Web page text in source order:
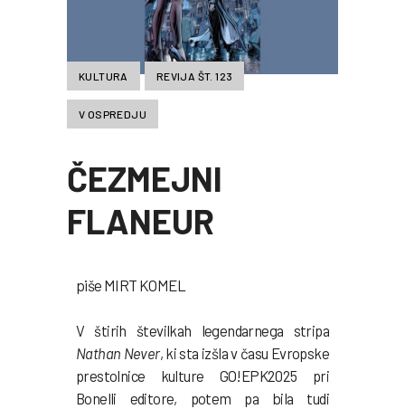
KULTURA REVIJA ŠT. 123
V OSPREDJU
ČEZMEJNI
FLANEUR
piše MIRT KOMEL
V štirih številkah legendarnega stripa
Nathan Never, ki sta izšla v času Evropske
prestolnice kulture GO!EPK2025 pri
Bonelli editore, potem pa bila tudi